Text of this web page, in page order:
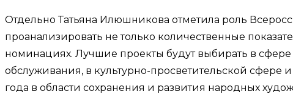
Отдельно Татьяна Илюшникова отметила роль
проанализировать не только количественные
номинациях. Лучшие проекты будут выбирать в
обслуживания, в культурно-просветительской
года в области сохранения и развития народных